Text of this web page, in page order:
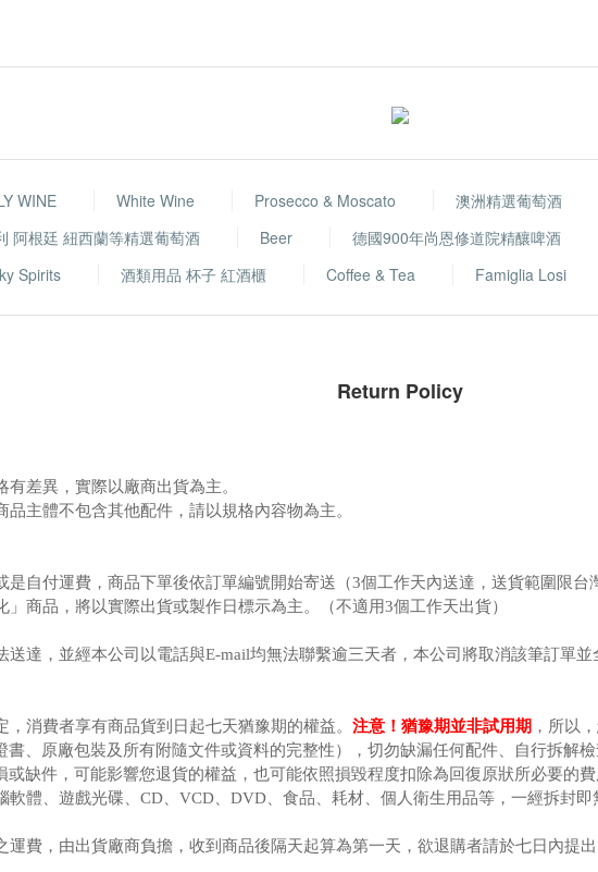
WINE White Wine Prosecco & Moscato 澳洲精選葡萄酒
阿根廷 紐西蘭等精選葡萄酒
Beer 德國900年尚恩修道院精釀啤酒
Spirits
酒類用品 杯子 紅酒櫃 Coffee & Tea Famiglia Losi
Return Policy
差異，實際以廠商出貨為主。
主體不包含其他配件，請以規格內容物為主。
是自付運費，商品下單後依訂單編號開始寄送（3個工作天內送達，送貨範圍限台
」商品，將以實際出貨或製作日標示為主。（不適用3個工作天出貨）
送達，並經本公司以電話與E-mail均無法聯繫逾三天者，本公司將取消該筆訂單並
消費者享有商品貨到日起七天猶豫期的權益。 注意！猶豫期並非試用期 ，所以
書、原廠包裝及所有附隨文件或資料的完整性），切勿缺漏任何配件、自行拆解
缺件，可能影響您退貨的權益，也可能依照損毀程度扣除為回復原狀所必要的費
軟體、遊戲光碟、CD、VCD、DVD、食品、耗材、個人衛生用品等，一經拆封
運費，由出貨廠商負擔，收到商品後隔天起算為第一天，欲退購者請於七日內提出